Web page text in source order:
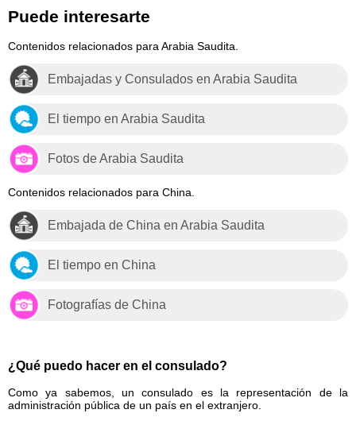
Puede interesarte
Contenidos relacionados para Arabia Saudita.
Embajadas y Consulados en Arabia Saudita
El tiempo en Arabia Saudita
Fotos de Arabia Saudita
Contenidos relacionados para China.
Embajada de China en Arabia Saudita
El tiempo en China
Fotografías de China
¿Qué puedo hacer en el consulado?
Como ya sabemos, un consulado es la representación de la
administración pública de un país en el extranjero.